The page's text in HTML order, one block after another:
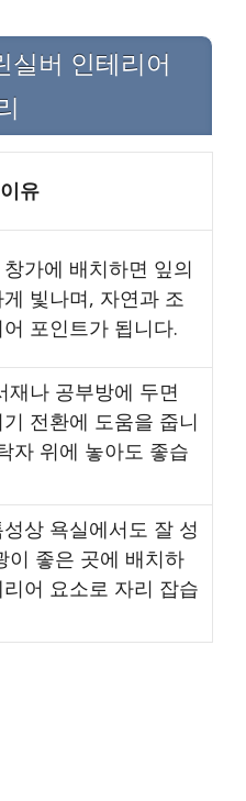
실버 인테리어
이유
가에 배치하면 잎의
빛나며, 자연과 조
포인트가 됩니다.
재나 공부방에 두면
전환에 도움을 줍니
자 위에 놓아도 좋습
상 욕실에서도 잘 성
이 좋은 곳에 배치하
어 요소로 자리 잡습